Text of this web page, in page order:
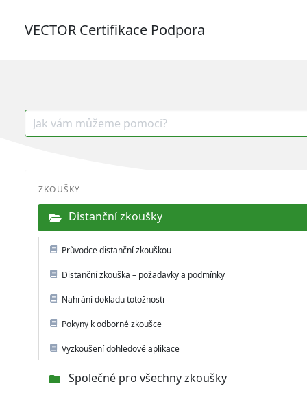
VECTOR Certifikace Podpora
Search
for:
ZKOUŠKY
Distanční zkoušky
Průvodce distanční zkouškou
Distanční zkouška – požadavky a podmínky
Nahrání dokladu totožnosti
Pokyny k odborné zkoušce
Vyzkoušení dohledové aplikace
Společné pro všechny zkoušky